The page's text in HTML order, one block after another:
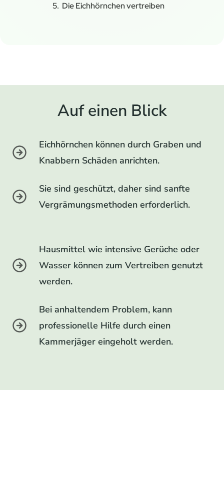
Die Eichhörnchen vertreiben
Auf einen Blick
Eichhörnchen können durch Graben und
Knabbern Schäden anrichten.
Sie sind geschützt, daher sind sanfte
Vergrämungsmethoden erforderlich.
Hausmittel wie intensive Gerüche oder
Wasser können zum Vertreiben genutzt
werden.
Bei anhaltendem Problem, kann
professionelle Hilfe durch einen
Kammerjäger eingeholt werden.